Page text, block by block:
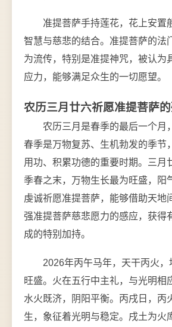
准提菩萨手持莲花，花上安置
智慧与慈悲的结合。准提菩萨的法
为流传，特别是准提神咒，被认为
应力，能够满足众生的一切愿望。
农历三月廿六祈愿准提菩萨
农历三月是春季的最后一个月
春季是万物复苏、生机勃发的季节
用功、积累功德的重要时期。三月
季春之末，万物生长最为旺盛，阳
虔诚祈愿准提菩萨，能够借助天地
强准提菩萨慈悲愿力的感应，获得
成的特别加持。
2026年丙午马年，天干丙火
旺盛。火在五行中主礼，与光明相
水火既济，阴阳平衡。丙戌日，丙
生，象征着光明与稳定。戌土为火